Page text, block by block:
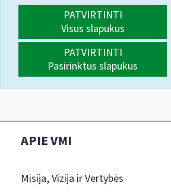
PATVIRTINTI
Visus slapukus
PATVIRTINTI
Pasirinktus slapukus
APIE VMI
Misija, Vizija ir Vertybės